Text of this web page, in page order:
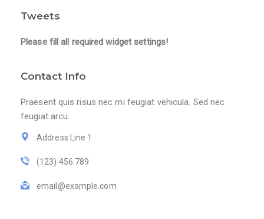
Tweets
Please fill all required widget settings!
Contact Info
Praesent quis risus nec mi feugiat vehicula. Sed nec
feugiat arcu.
Address Line 1
(123) 456 789
email@example.com